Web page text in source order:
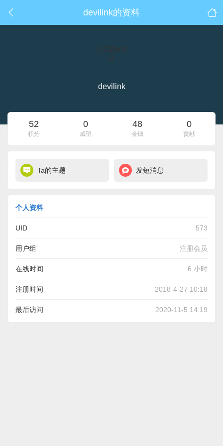
devilink的资料
点击重新加
devilink
52
积分
0
威望
48
金钱
0
贡献
Ta的主题 发短消息
个人资料
UID 573
用户组 注册会员
在线时间 6 小时
注册时间 2018-4-27 10:18
最后访问 2020-11-5 14:19